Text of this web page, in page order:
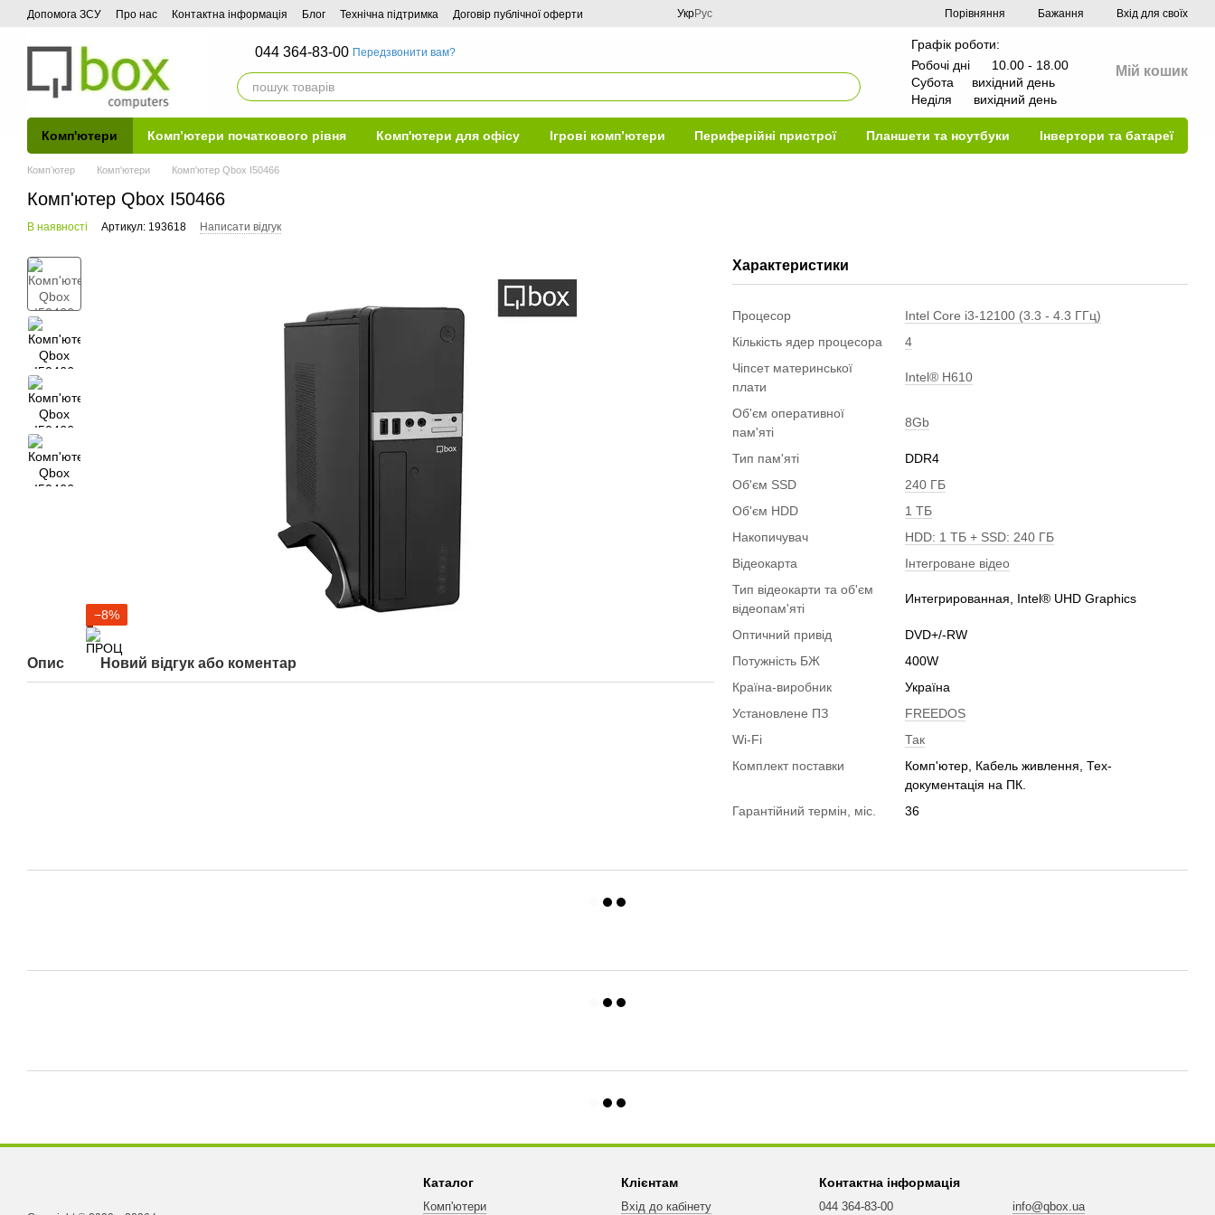
Перейти до основного контенту
Допомога ЗСУ Про нас Контактна інформація Блог Технічна підтримка Договір публічної оферти УкрРус Порівняння Бажання Вхід для своїх
044 364-83-00 Передзвонити вам?
Графік роботи:
Робочі дні 10.00 - 18.00
Субота вихідний день
Неділя вихідний день
Мій кошик
Комп'ютери Комп’ютери початкового рівня Комп'ютери для офісу Ігрові комп’ютери Периферійні пристрої Планшети та ноутбуки Інвертори та батареї
Компʼютер Комп'ютери Комп'ютер Qbox I50466
Комп'ютер Qbox I50466
В наявності Артикул: 193618 Написати відгук
−8%
Опис Новий відгук або коментар
Характеристики
Процесор
Intel Core i3-12100 (3.3 - 4.3 ГГц)
Кількість ядер процесора
4
Чіпсет материнської
плати
Intel® H610
Об'єм оперативної
пам'яті
8Gb
Тип пам'яті
DDR4
Об'єм SSD
240 ГБ
Об'єм HDD
1 ТБ
Накопичувач
HDD: 1 ТБ + SSD: 240 ГБ
Відеокарта
Інтегроване відео
Тип відеокарти та об'єм
відеопам'яті
Интегрированная, Intel® UHD Graphics
Оптичний привід
DVD+/-RW
Потужність БЖ
400W
Країна-виробник
Україна
Установлене ПЗ
FREEDOS
Wi-Fi
Так
Комплект поставки
Комп'ютер, Кабель живлення, Тех-
документація на ПК.
Гарантійний термін, міс.
36
Каталог
Комп'ютери
Клієнтам
Вхід до кабінету
Контактна інформація
044 364-83-00 info@qbox.ua